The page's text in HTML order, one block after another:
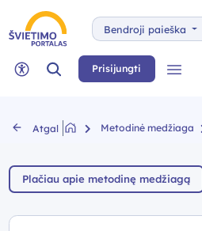
Bendroji paieška
Neįgaliųjų rėžimas
Paieška Prisijungti
Atgal Metodinė medžiaga
Plačiau apie metodinę medžiagą